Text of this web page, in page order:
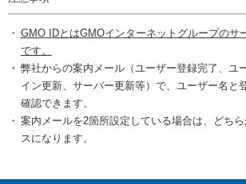
GMO IDとはGMOインターネットグループのサ
です。
弊社からの案内メール（ユーザー登録完了、ユ
イン更新、サーバー更新等）で、ユーザー名と
確認できます。
案内メールを2箇所設定している場合は、どち
スになります。